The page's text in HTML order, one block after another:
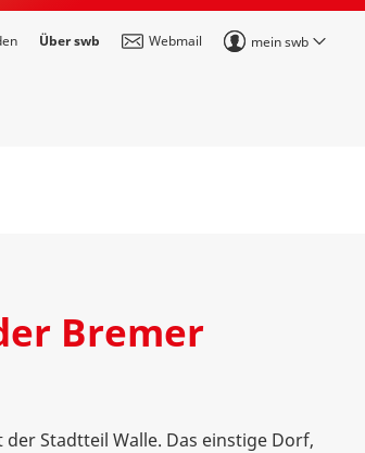
Über swb Webmail mein swb
Bremer
Stadtteil Walle. Das einstige Dorf,